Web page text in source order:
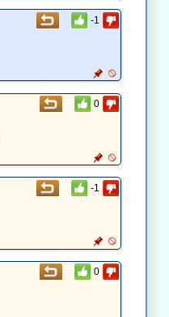
-1
0
-1
0